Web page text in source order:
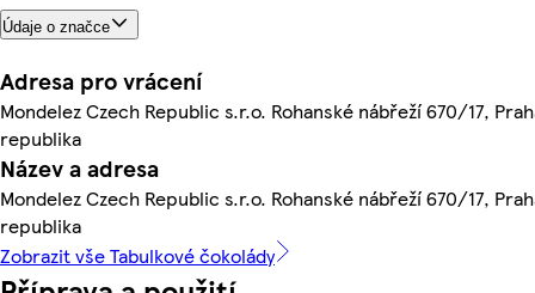
Údaje o značce
Adresa pro vrácení
Mondelez Czech Republic s.r.o. Rohanské nábřeží 670/17,
republika
Název a adresa
Mondelez Czech Republic s.r.o. Rohanské nábřeží 670/17,
republika
Zobrazit vše Tabulkové čokolády